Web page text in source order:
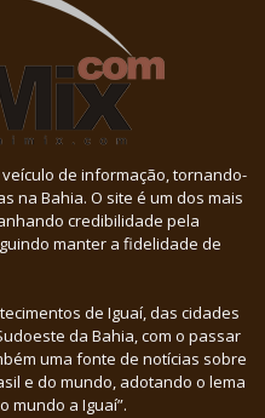
de informação, tornando-
na Bahia. O site é um dos mais
credibilidade pela
manter a fidelidade de
de Iguaí, das cidades
da Bahia, com o passar
uma fonte de notícias sobre
e do mundo, adotando o lema
mundo a Iguaí”.